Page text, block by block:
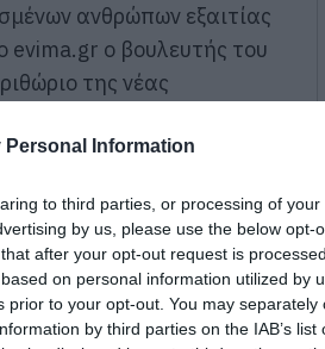
Personal Information
to third parties, or processing of
by us, please use the below opt-
after your opt-out request is
on personal information utilized by
prior to your opt-out. You may separately
by third parties on the IAB’s list
ανθρώπων εξαιτίας
evima.gr o βουλευτής του
της νέας
μας.